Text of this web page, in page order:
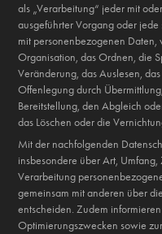
als „Verarbeitung“ jeder mit
ausgeführter Vorgang oder
mit personenbezogenen Daten,
Organisation, das Ordnen, die
Veränderung, das Auslesen,
Offenlegung durch
Bereitstellung, den Abgleich
das Löschen oder die
Mit der nachfolgenden
insbesondere über Art,
Verarbeitung
gemeinsam mit anderen über
entscheiden. Zudem
Optimierungszwecken sowie